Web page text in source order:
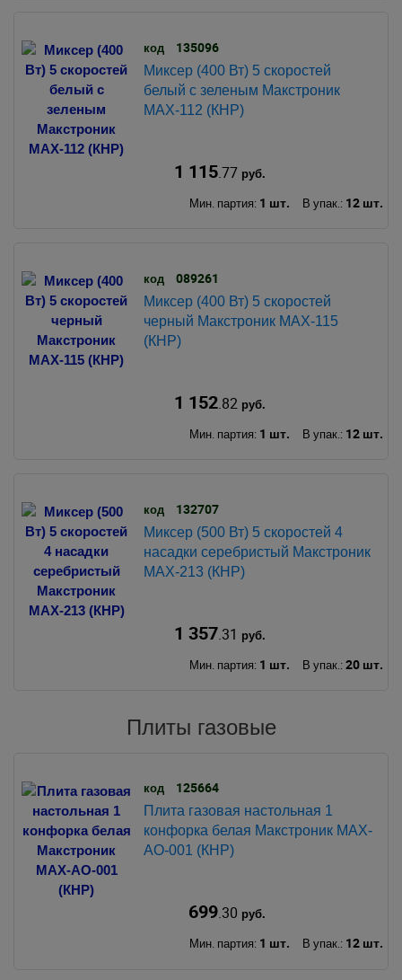
код 135096
Миксер (400 Вт) 5 скоростей
белый с зеленым Макстроник
MAX-112 (КНР)
1 115.77 руб.
Мин. партия: 1 шт. В упак.: 12 шт.
код 089261
Миксер (400 Вт) 5 скоростей
черный Макстроник MAX-115
(КНР)
1 152.82 руб.
Мин. партия: 1 шт. В упак.: 12 шт.
код 132707
Миксер (500 Вт) 5 скоростей 4
насадки серебристый Макстроник
MAX-213 (КНР)
1 357.31 руб.
Мин. партия: 1 шт. В упак.: 20 шт.
Плиты газовые
код 125664
Плита газовая настольная 1
конфорка белая Макстроник MAX-
AO-001 (КНР)
699.30 руб.
Мин. партия: 1 шт. В упак.: 12 шт.